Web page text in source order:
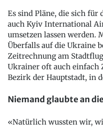
Es sind Pläne, die sich
auch Kyiv International
umsetzen lassen werden.
Überfalls auf die Ukraine
Zeitrechnung am
Ukrainer oft auch einfach
Bezirk der Hauptstadt, in
Niemand glaubte an
«Natürlich wussten wir,